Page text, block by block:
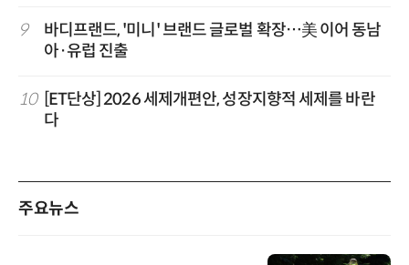
9
바디프랜드, '미니' 브랜드 글로벌 확장…美 이어 동남
아·유럽 진출
10 [ET단상] 2026 세제개편안, 성장지향적 세제를 바란
다
주요뉴스